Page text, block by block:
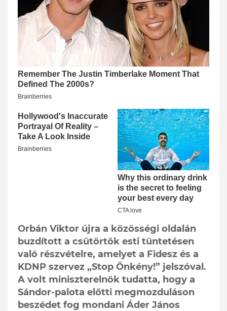
Orbán Viktor újra a közösségi oldalán
buzdított a csütörtök esti tüntetésen
való részvételre, amelyet a Fidesz és a
KDNP szervez „Stop Önkény!” jelszóval.
A volt miniszterelnök tudatta, hogy a
Sándor-palota előtti megmozduláson
beszédet fog mondani Áder János